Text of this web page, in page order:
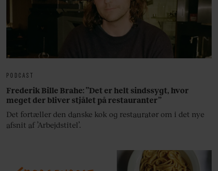
PODCAST
Frederik Bille Brahe: ”Det er helt sindssygt, hvor
meget der bliver stjålet på restauranter”
Det fortæller den danske kok og restauratør om i det nye
afsnit af ’Arbejdstitel’.